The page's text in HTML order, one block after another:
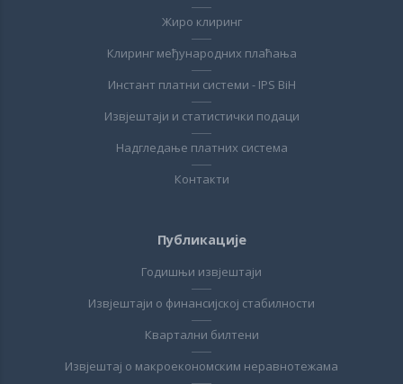
Жиро клиринг
Клиринг међународних плаћања
Инстант платни системи - IPS BiH
Извјештаји и статистички подаци
Надгледање платних система
Контакти
Публикације
Годишњи извјештаји
Извјештаји о финансијској стабилности
Квартални билтени
Извјештај о макроекономским неравнотежама